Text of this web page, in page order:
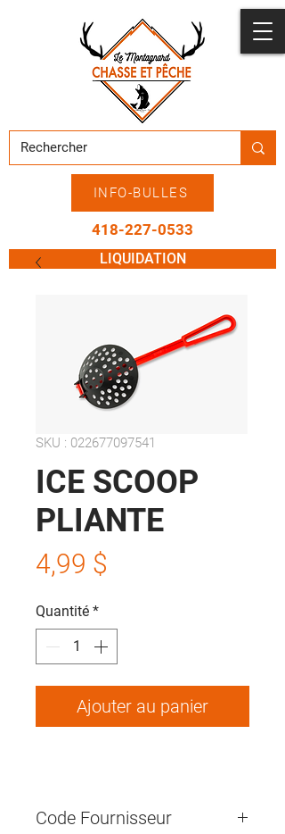
INFO-BULLES
418-227-0533
LIQUIDATION
SKU : 022677097541
ICE SCOOP
PLIANTE
4,99 $
Quantité *
Ajouter au panier
Code Fournisseur